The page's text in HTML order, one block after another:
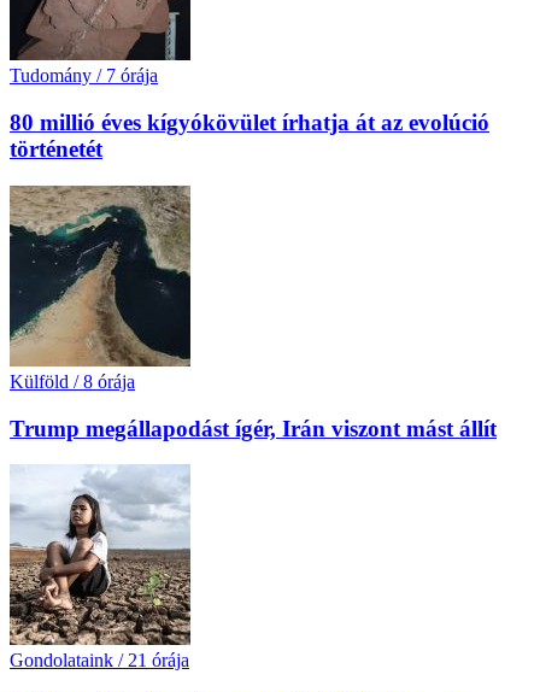
Tudomány / 7 órája
80 millió éves kígyókövület írhatja át az evolúció
történetét
Külföld / 8 órája
Trump megállapodást ígér, Irán viszont mást állít
Gondolataink / 21 órája